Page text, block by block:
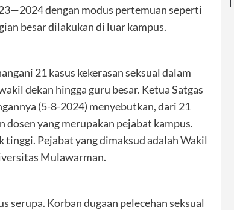
dengan modus pertemuan seperti
besar dilakukan di luar kampus.
21 kasus kekerasan seksual dalam
dekan hingga guru besar. Ketua Satgas
(5-8-2024) menyebutkan, dari 21
dosen yang merupakan pejabat kampus.
tinggi. Pejabat yang dimaksud adalah Wakil
Mulawarman.
serupa. Korban dugaan pelecehan seksual